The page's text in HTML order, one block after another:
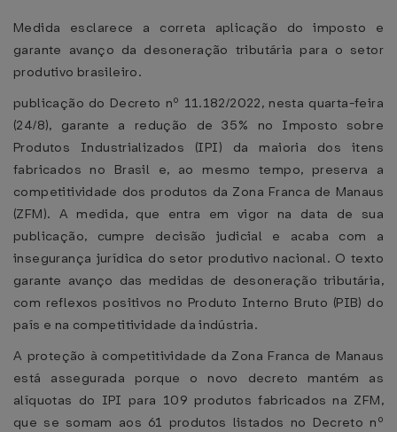
Medida esclarece a correta aplicação do imposto e
garante avanço da desoneração tributária para o setor
produtivo brasileiro.
publicação do Decreto nº 11.182/2022, nesta quarta-feira
(24/8), garante a redução de 35% no Imposto sobre
Produtos Industrializados (IPI) da maioria dos itens
fabricados no Brasil e, ao mesmo tempo, preserva a
competitividade dos produtos da Zona Franca de Manaus
(ZFM). A medida, que entra em vigor na data de sua
publicação, cumpre decisão judicial e acaba com a
insegurança jurídica do setor produtivo nacional. O texto
garante avanço das medidas de desoneração tributária,
com reflexos positivos no Produto Interno Bruto (PIB) do
país e na competitividade da indústria.
A proteção à competitividade da Zona Franca de Manaus
está assegurada porque o novo decreto mantém as
alíquotas do IPI para 109 produtos fabricados na ZFM,
que se somam aos 61 produtos listados no Decreto nº